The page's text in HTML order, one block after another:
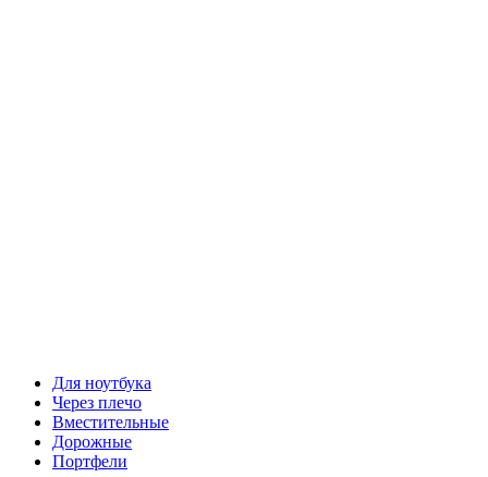
Для ноутбука
Через плечо
Вместительные
Дорожные
Портфели